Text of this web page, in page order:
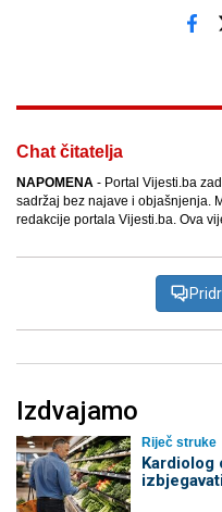
Chat čitatelja
NAPOMENA - Portal Vijesti.ba
sadržaj bez najave i objašnjenja.
redakcije portala Vijesti.ba. Ova
Izdvajamo
Riječ struke
Kardiolog